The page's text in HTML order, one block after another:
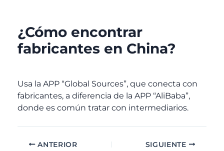
¿Cómo encontrar
fabricantes en China?
Usa la APP “Global Sources”, que conecta con
fabricantes, a diferencia de la APP “AliBaba”,
donde es común tratar con intermediarios.
ANTERIOR SIGUIENTE